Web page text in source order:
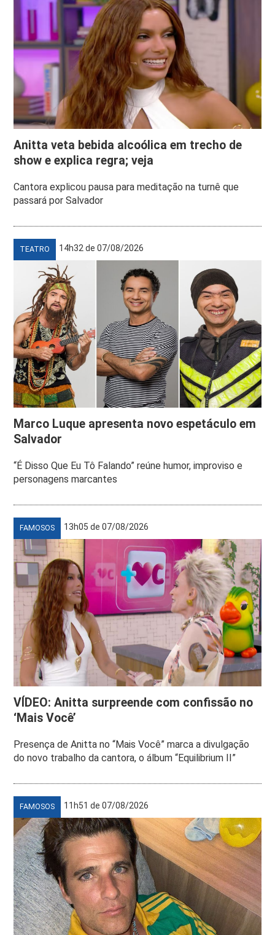
Anitta veta bebida alcoólica em trecho de
show e explica regra; veja
Cantora explicou pausa para meditação na turnê que
passará por Salvador
TEATRO 14h32 de 07/08/2026
Marco Luque apresenta novo espetáculo em
Salvador
“É Disso Que Eu Tô Falando” reúne humor, improviso e
personagens marcantes
FAMOSOS 13h05 de 07/08/2026
VÍDEO: Anitta surpreende com confissão no
‘Mais Você’
Presença de Anitta no “Mais Você” marca a divulgação
do novo trabalho da cantora, o álbum “Equilibrium II”
FAMOSOS 11h51 de 07/08/2026